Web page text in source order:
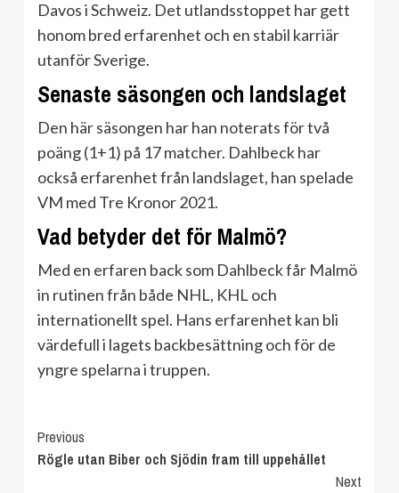
Davos i Schweiz. Det utlandsstoppet har gett
honom bred erfarenhet och en stabil karriär
utanför Sverige.
Senaste säsongen och landslaget
Den här säsongen har han noterats för två
poäng (1+1) på 17 matcher. Dahlbeck har
också erfarenhet från landslaget, han spelade
VM med Tre Kronor 2021.
Vad betyder det för Malmö?
Med en erfaren back som Dahlbeck får Malmö
in rutinen från både NHL, KHL och
internationellt spel. Hans erfarenhet kan bli
värdefull i lagets backbesättning och för de
yngre spelarna i truppen.
Continue
Reading
Previous
Rögle utan Biber och Sjödin fram till uppehållet
Next